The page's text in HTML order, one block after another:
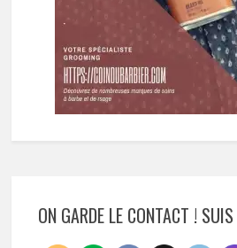
ON GARDE LE CONTACT !